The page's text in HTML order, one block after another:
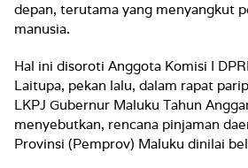
depan, terutama yang menyangkut
manusia.
Hal ini disoroti Anggota Komisi I
Laitupa, pekan lalu, dalam rapat
LKPJ Gubernur Maluku Tahun
menyebutkan, rencana pinjaman
Provinsi (Pemprov) Maluku dinilai